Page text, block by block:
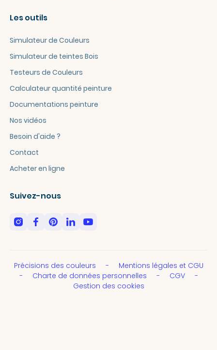
Les outils
Simulateur de Couleurs
Simulateur de teintes Bois
Testeurs de Couleurs
Calculateur quantité peinture
Documentations peinture
Nos vidéos
Besoin d'aide ?
Contact
Acheter en ligne
Suivez-nous
Précisions des couleurs
Mentions légales et CGU
Charte de données personnelles
CGV
Gestion des cookies